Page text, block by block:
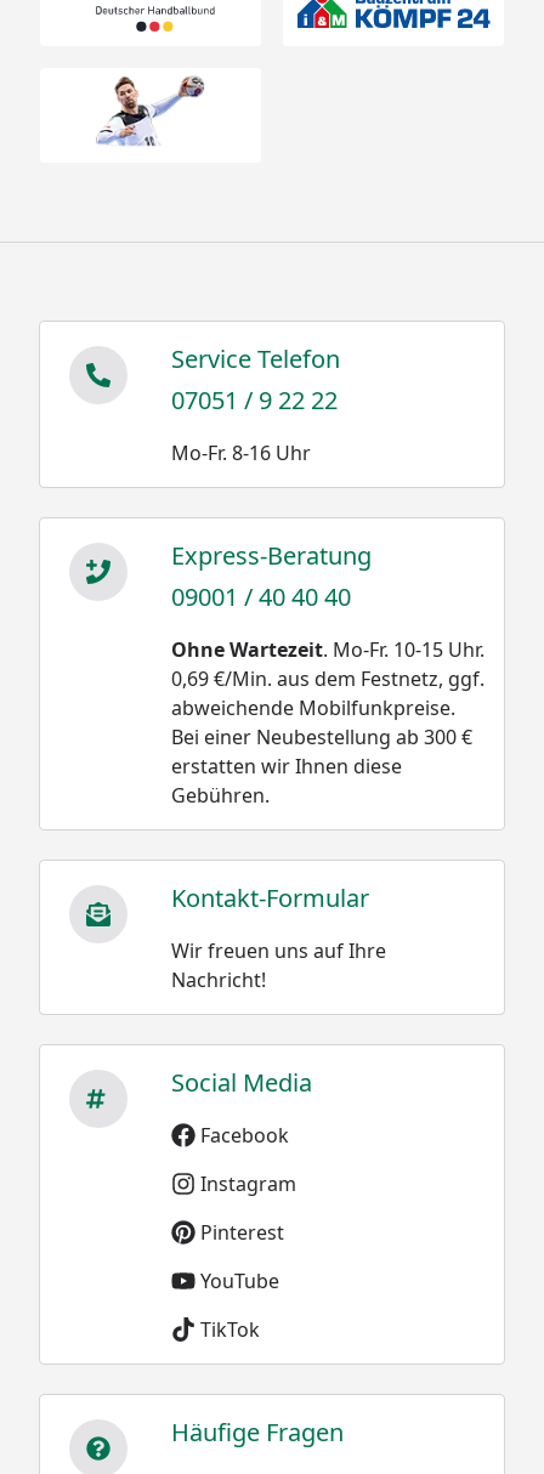
Service Telefon
07051 / 9 22 22
Mo-Fr. 8-16 Uhr
Express-Beratung
09001 / 40 40 40
Ohne Wartezeit. Mo-Fr. 10-15 Uhr.
0,69 €/Min. aus dem Festnetz, ggf.
abweichende Mobilfunkpreise.
Bei einer Neubestellung ab 300 €
erstatten wir Ihnen diese
Gebühren.
Kontakt-Formular
Wir freuen uns auf Ihre
Nachricht!
Social Media
Facebook
Instagram
Pinterest
YouTube
TikTok
Häufige Fragen